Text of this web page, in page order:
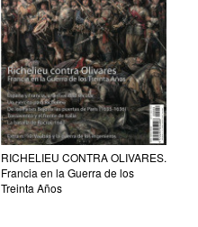
RICHELIEU CONTRA OLIVARES.
Francia en la Guerra de los
Treinta Años